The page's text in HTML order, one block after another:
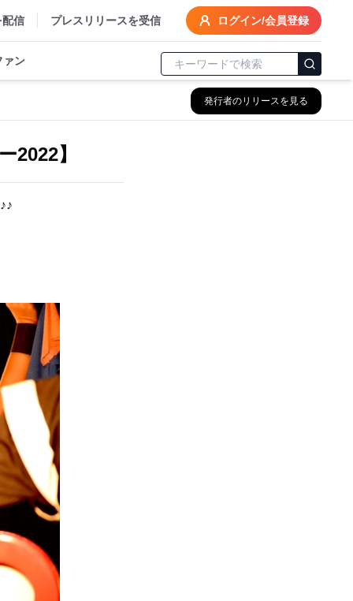
配信 プレスリリースを受信 ログイン/会員登録
ァン
発行者のリリースを見る
2022】